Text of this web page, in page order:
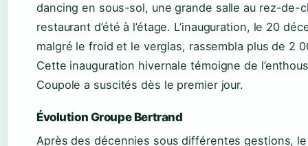
dancing en sous-sol, une grande salle au rez-de-
restaurant d’été à l’étage. L’inauguration, le 20
malgré le froid et le verglas, rassembla plus de 2
Cette inauguration hivernale témoigne de
Coupole a suscités dès le premier jour.
Évolution Groupe Bertrand
Après des décennies sous différentes gestions,